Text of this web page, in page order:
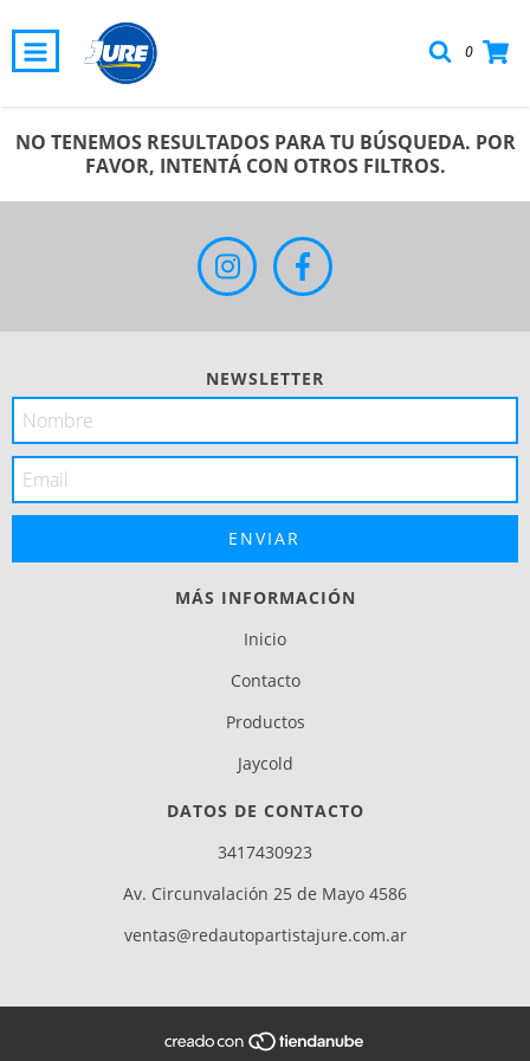
0
NO TENEMOS RESULTADOS PARA TU BÚSQUEDA. POR
FAVOR, INTENTÁ CON OTROS FILTROS.
NEWSLETTER
MÁS INFORMACIÓN
Inicio
Contacto
Productos
Jaycold
DATOS DE CONTACTO
3417430923
Av. Circunvalación 25 de Mayo 4586
ventas@redautopartistajure.com.ar